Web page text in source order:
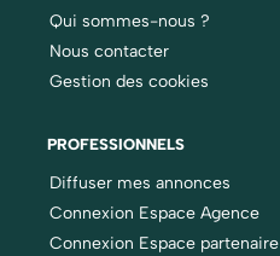
Qui sommes-nous ?
Nous contacter
Gestion des cookies
PROFESSIONNELS
Diffuser mes annonces
Connexion Espace Agence
Connexion Espace partenaire